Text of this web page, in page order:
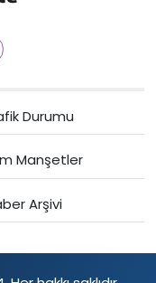
Durumu
Manşetler
Arşivi